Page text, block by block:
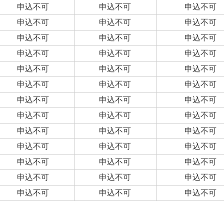
申込不可 申込不可
申込不可
申込不可
申込不可
申込不可
申込不可
申込不可
申込不可
申込不可
申込不可
申込不可
申込不可
申込不可
申込不可
申込不可
申込不可
申込不可
申込不可
申込不可
申込不可
申込不可
申込不可
申込不可
申込不可
申込不可
申込不可
申込不可
申込不可
申込不可
申込不可
申込不可
申込不可
申込不可
申込不可
申込不可
申込不可
申込不可 申込不可